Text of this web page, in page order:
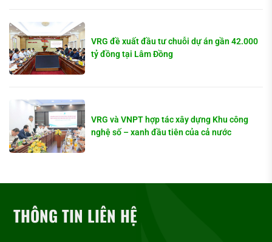
VRG đề xuất đầu tư chuỗi dự án gần 42.000
tỷ đồng tại Lâm Đồng
VRG và VNPT hợp tác xây dựng Khu công
nghệ số – xanh đầu tiên của cả nước
THÔNG TIN LIÊN HỆ